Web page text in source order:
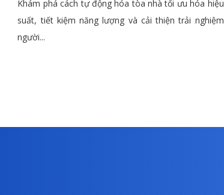
Khám phá cách tự động hóa tòa nhà tối ưu hóa hiệu
suất, tiết kiệm năng lượng và cải thiện trải nghiệm
người...